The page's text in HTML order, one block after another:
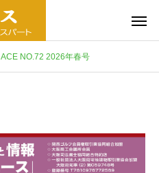
ACE NO.72 2026年春号